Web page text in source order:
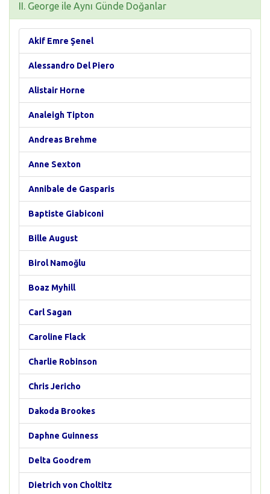
II. George ile Aynı Günde Doğanlar
Akif Emre Şenel
Alessandro Del Piero
Alistair Horne
Analeigh Tipton
Andreas Brehme
Anne Sexton
Annibale de Gasparis
Baptiste Giabiconi
Bille August
Birol Namoğlu
Boaz Myhill
Carl Sagan
Caroline Flack
Charlie Robinson
Chris Jericho
Dakoda Brookes
Daphne Guinness
Delta Goodrem
Dietrich von Choltitz